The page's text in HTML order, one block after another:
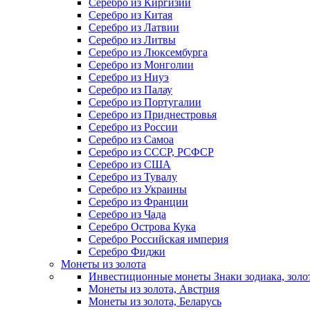
Серебро из Киргизии
Серебро из Китая
Серебро из Латвии
Серебро из Литвы
Серебро из Люксембурга
Серебро из Монголии
Серебро из Ниуэ
Серебро из Палау
Серебро из Португалии
Серебро из Приднестровья
Серебро из России
Серебро из Самоа
Серебро из СССР, РСФСР
Серебро из США
Серебро из Тувалу
Серебро из Украины
Серебро из Франции
Серебро из Чада
Серебро Острова Кука
Серебро Российская империя
Серебро Фиджи
Монеты из золота
Инвестиционные монеты Знаки зодиака,
Монеты из золота, Австрия
Монеты из золота, Беларусь